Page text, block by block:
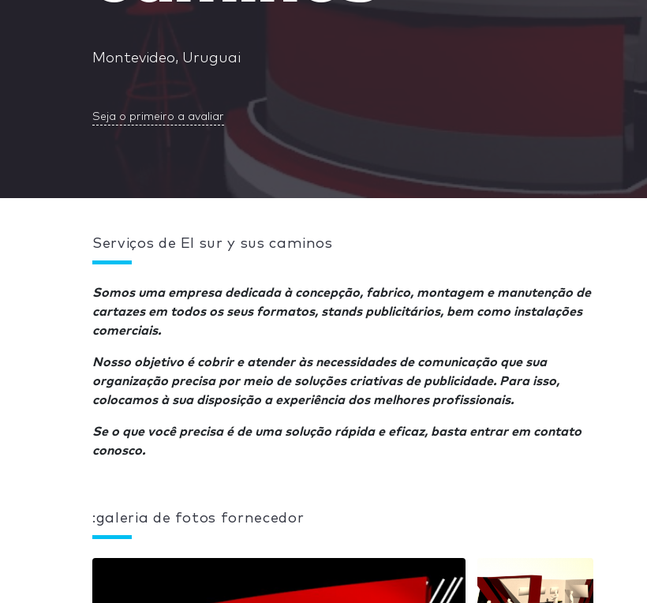
Montevideo, Uruguai
Seja o primeiro a avaliar
Serviços de El sur y sus caminos
Somos uma empresa dedicada à concepção, fabrico, montagem e manutenção de
cartazes em todos os seus formatos, stands publicitários, bem como instalações
comerciais.
Nosso objetivo é cobrir e atender às necessidades de comunicação que sua
organização precisa por meio de soluções criativas de publicidade. Para isso,
colocamos à sua disposição a experiência dos melhores profissionais.
Se o que você precisa é de uma solução rápida e eficaz, basta entrar em contato
conosco.
:galeria de fotos fornecedor